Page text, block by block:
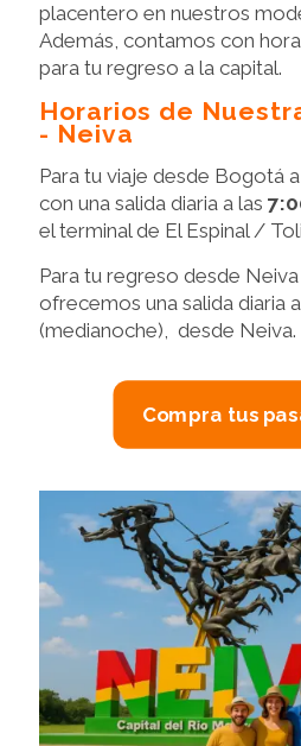
placentero en nuestros
Además, contamos con
para tu regreso a la capital.
Horarios de
- Neiva
Para tu viaje desde Bogotá
con una salida diaria a las
el terminal de El Espinal /
Para tu regreso desde
ofrecemos una salida diaria
(medianoche), desde Neiva.
Compra tus